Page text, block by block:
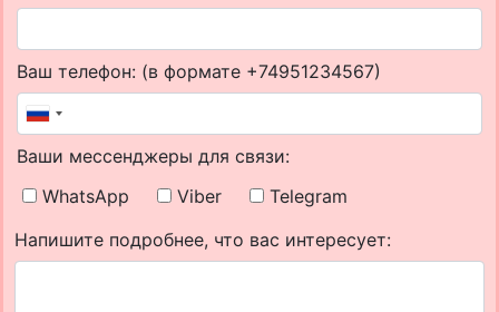
Ваш телефон: (в формате +74951234567)
Ваши мессенджеры для связи:
WhatsApp
Viber
Telegram
Напишите подробнее, что вас интересует: